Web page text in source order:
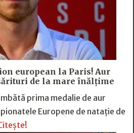
european la Paris! Aur
de la mare înălțime
prima medalie de aur
Europene de natație de